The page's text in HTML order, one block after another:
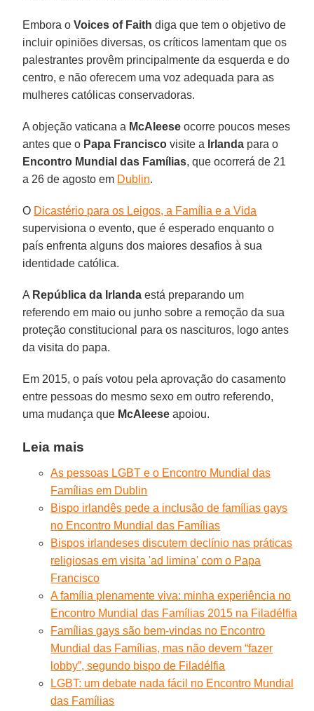
Embora oVoices of Faith diga que tem o objetivo de
incluir opiniões diversas, os críticos lamentam que os
palestrantes provêm principalmente da esquerda e do
centro, e não oferecem uma voz adequada para as
mulheres católicas conservadoras.
A objeção vaticana a McAleese ocorre poucos meses
antes que o Papa Francisco visite a Irlanda para o
Encontro Mundial das Famílias, que ocorrerá de 21
a 26 de agosto em Dublin.
O Dicastério para os Leigos, a Família e a Vida
supervisiona o evento, que é esperado enquanto o
país enfrenta alguns dos maiores desafios à sua
identidade católica.
A República da Irlanda está preparando um
referendo em maio ou junho sobre a remoção da sua
proteção constitucional para os nascituros, logo antes
da visita do papa.
Em 2015, o país votou pela aprovação do casamento
entre pessoas do mesmo sexo em outro referendo,
uma mudança que McAleese apoiou.
Leia mais
As pessoas LGBT e o Encontro Mundial das
Famílias em Dublin
Bispo irlandês pede a inclusão de famílias gays
no Encontro Mundial das Famílias
Bispos irlandeses discutem declínio nas práticas
religiosas em visita 'ad limina' com o Papa
Francisco
A família plenamente viva: minha experiência no
Encontro Mundial das Famílias 2015 na Filadélfia
Famílias gays são bem-vindas no Encontro
Mundial das Famílias, mas não devem “fazer
lobby”, segundo bispo de Filadélfia
LGBT: um debate nada fácil no Encontro Mundial
das Famílias